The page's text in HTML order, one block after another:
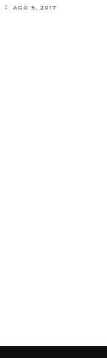
AGO 9, 2017